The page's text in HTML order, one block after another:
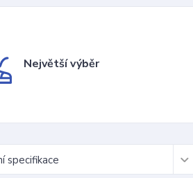
Největší výběr
specifikace